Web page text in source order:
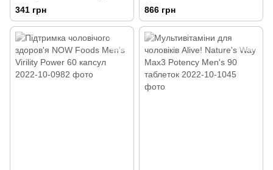
341 грн
90 капсул
866 грн